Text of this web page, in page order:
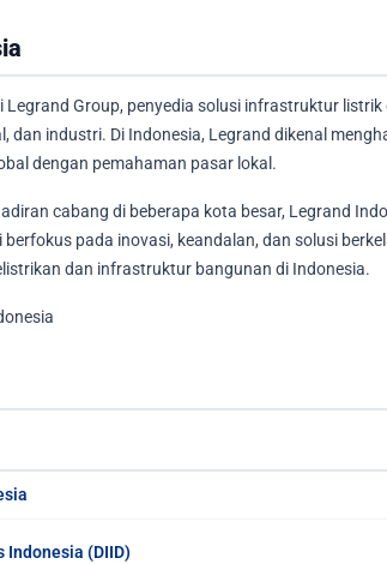
Legrand Group, penyedia solusi infrastruktur listrik
dan industri. Di Indonesia, Legrand dikenal
dengan pemahaman pasar lokal.
cabang di beberapa kota besar, Legrand
pada inovasi, keandalan, dan solusi
dan infrastruktur bangunan di Indonesia.
Indonesia (DIID)